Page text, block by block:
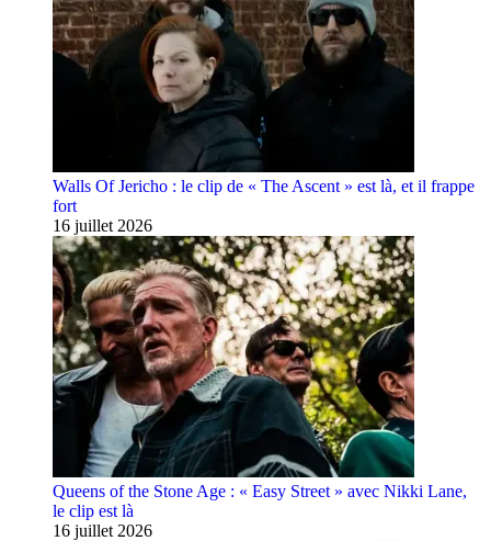
Walls Of Jericho : le clip de « The Ascent » est là, et il frappe
fort
16 juillet 2026
Queens of the Stone Age : « Easy Street » avec Nikki Lane,
le clip est là
16 juillet 2026